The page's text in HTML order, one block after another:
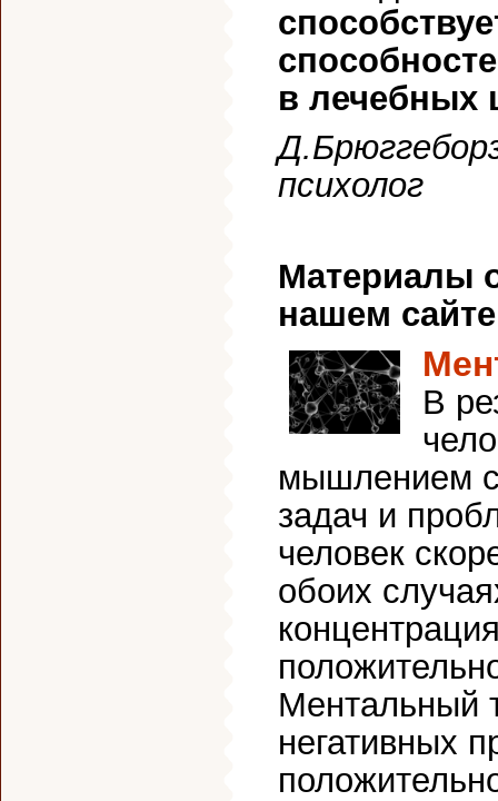
в лечебных
психолог
Материалы
нашем
В
мышлением
задач и
человек
обоих
Ментальный
негативных